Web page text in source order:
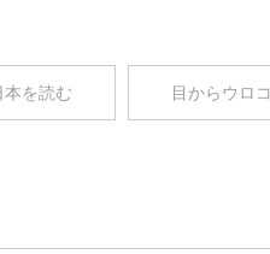
本を読む 目からウロコ